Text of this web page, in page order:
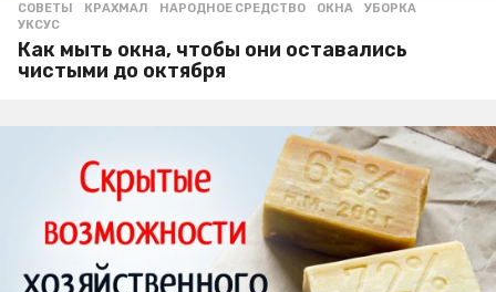
СОВЕТЫ КРАХМАЛ ,НАРОДНОЕ СРЕДСТВО ,ОКНА ,УБОРКА
УКСУС
Как мыть окна, чтобы они оставались
чистыми до октября